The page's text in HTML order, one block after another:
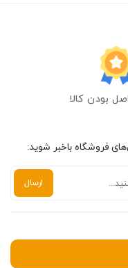
بودن کالا
فروشگاه باخبر شوید: